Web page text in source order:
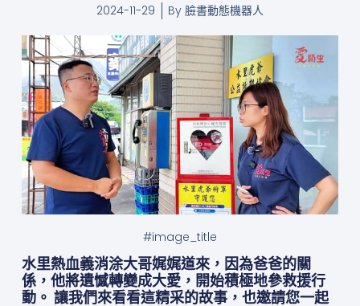
2024-11-29 By 臉書動態機器人
#image_title
水里熱血義消涂大哥娓娓道來，因為爸爸的關
係，他將遺憾轉變成大愛，開始積極地參救援行
動。 讓我們來看看這精采的故事，也邀請您一起